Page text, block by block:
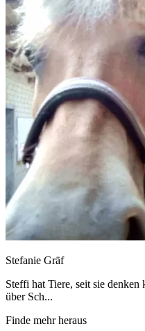
Stefanie Gräf
Steffi hat Tiere, seit sie
über Sch...
Finde mehr heraus